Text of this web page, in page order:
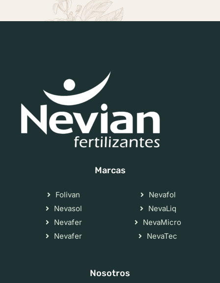
Marcas
Folivan
Nevasol
Nevafer
Nevafer
Nevafol
NevaLiq
NevaMicro
NevaTec
Nosotros